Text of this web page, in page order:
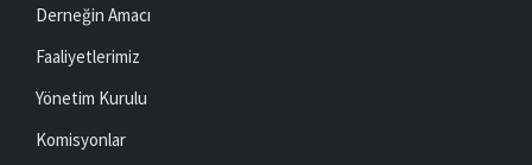
Derneğin Amacı
Faaliyetlerimiz
Yönetim Kurulu
Komisyonlar